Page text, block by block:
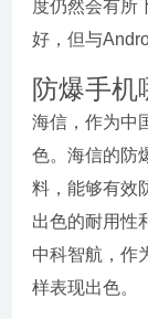
度仍然会有所
好，但与
防爆手机
海信，作为中
色。海信的防
料，能够有效
出色的耐用性
中科智航，作
样表现出色。